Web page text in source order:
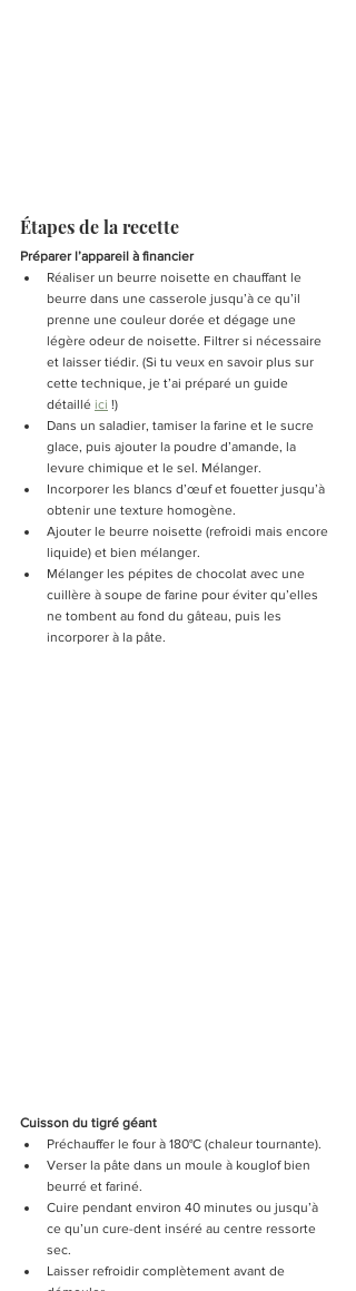
Étapes de la recette
Préparer l’appareil à financier
Réaliser un beurre noisette en chauffant le
beurre dans une casserole jusqu’à ce qu’il
prenne une couleur dorée et dégage une
légère odeur de noisette. Filtrer si nécessaire
et laisser tiédir. (Si tu veux en savoir plus sur
cette technique, je t’ai préparé un guide
détaillé ici !)
Dans un saladier, tamiser la farine et le sucre
glace, puis ajouter la poudre d’amande, la
levure chimique et le sel. Mélanger.
Incorporer les blancs d’œuf et fouetter jusqu’à
obtenir une texture homogène.
Ajouter le beurre noisette (refroidi mais encore
liquide) et bien mélanger.
Mélanger les pépites de chocolat avec une
cuillère à soupe de farine pour éviter qu’elles
ne tombent au fond du gâteau, puis les
incorporer à la pâte.
Cuisson du tigré géant
Préchauffer le four à 180°C (chaleur tournante).
Verser la pâte dans un moule à kouglof bien
beurré et fariné.
Cuire pendant environ 40 minutes ou jusqu’à
ce qu’un cure-dent inséré au centre ressorte
sec.
Laisser refroidir complètement avant de